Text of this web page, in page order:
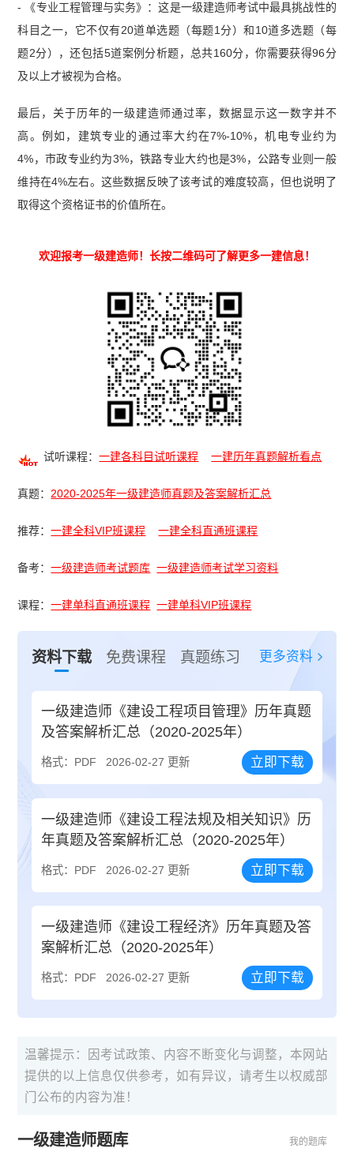
- 《专业工程管理与实务》：这是一级建造师考试中最具挑战性的
科目之一，它不仅有20道单选题（每题1分）和10道多选题（每
题2分），还包括5道案例分析题，总共160分，你需要获得96分
及以上才被视为合格。
最后，关于历年的一级建造师通过率，数据显示这一数字并不
高。例如，建筑专业的通过率大约在7%-10%，机电专业约为
4%，市政专业约为3%，铁路专业大约也是3%，公路专业则一般
维持在4%左右。这些数据反映了该考试的难度较高，但也说明了
取得这个资格证书的价值所在。
欢迎报考一级建造师！长按二维码可了解更多一建信息！
试听课程：一建各科目试听课程 一建历年真题解析看点
真题： 2020-2025年一级建造师真题及答案解析汇总
推荐：一建全科VIP班课程 一建全科直通班课程
备考：一级建造师考试题库 一级建造师考试学习资料
课程：一建单科直通班课程 一建单科VIP班课程
资料下载 免费课程 真题练习 更多资料
一级建造师《建设工程项目管理》历年真题
及答案解析汇总（2020-2025年）
格式：PDF 2026-02-27 更新 立即下载
一级建造师《建设工程法规及相关知识》历
年真题及答案解析汇总（2020-2025年）
格式：PDF 2026-02-27 更新 立即下载
一级建造师《建设工程经济》历年真题及答
案解析汇总（2020-2025年）
格式：PDF 2026-02-27 更新 立即下载
温馨提示：因考试政策、内容不断变化与调整，本网站
提供的以上信息仅供参考，如有异议，请考生以权威部
门公布的内容为准！
一级建造师题库 我的题库